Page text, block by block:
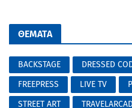
ΘΕΜΑΤΑ
BACKSTAGE DRESSED
FREEPRESS
LIVE TV
STREET ART